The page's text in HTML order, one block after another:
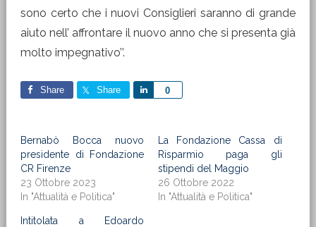
sono certo che i nuovi Consiglieri saranno di grande
aiuto nell’ affrontare il nuovo anno che si presenta già
molto impegnativo’’.
Share Share 0
Share
Bernabò Bocca nuovo
presidente di Fondazione
CR Firenze
23 Ottobre 2023
In "Attualità e Politica"
La Fondazione Cassa di
Risparmio paga gli
stipendi del Maggio
26 Ottobre 2022
In "Attualità e Politica"
Intitolata a Edoardo